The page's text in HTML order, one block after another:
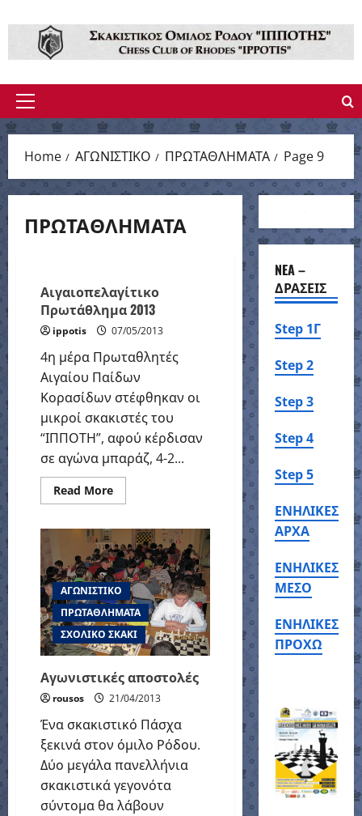
to
content
Primary
Menu
Home ΑΓΩΝΙΣΤΙΚΟ ΠΡΩΤΑΘΛΗΜΑΤΑ Page 9
ΠΡΩΤΑΘΛΗΜΑΤΑ
ΑΓΩΝΙΣΤΙΚΟ
ΕΠΙΣΗΜΑ
Αιγαιοπελαγίτικο
Πρωτάθλημα 2013
ippotis 07/05/2013
4η μέρα Πρωταθλητές
Αιγαίου Παίδων
Κορασίδων στέφθηκαν οι
μικροί σκακιστές του
“ΙΠΠΟΤΗ”, αφού κέρδισαν
σε αγώνα μπαράζ, 4-2...
Read MoreRead
more
Πρωτάθλημα
2013
ΑΓΩΝΙΣΤΙΚΟ
ΠΡΩΤΑΘΛΗΜΑΤΑ
ΣΧΟΛΙΚΟ ΣΚΑΚΙ
Αγωνιστικές αποστολές
rousos 21/04/2013
Ένα σκακιστικό Πάσχα
ξεκινά στον όμιλο Ρόδου.
Δύο μεγάλα πανελλήνια
σκακιστικά γεγονότα
σύντομα θα λάβουν
NEA –
ΔΡΑΣΕΙΣ
Step 1Γ
Step 2
Step 3
Step 4
Step 5
ΕΝΗΛΙΚΕΣ
ΑΡΧΑ
ΕΝΗΛΙΚΕΣ
ΜΕΣΟ
ΕΝΗΛΙΚΕΣ
ΠΡΟΧΩ